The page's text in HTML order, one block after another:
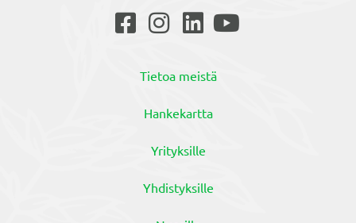
Tietoa meistä
Hankekartta
Yrityksille
Yhdistyksille